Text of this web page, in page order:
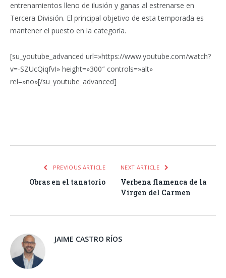
entrenamientos lleno de ilusión y ganas al estrenarse en
Tercera División. El principal objetivo de esta temporada es
mantener el puesto en la categoría.
[su_youtube_advanced url=»https://www.youtube.com/watch?
v=-SZUcQiqfvI» height=»300″ controls=»alt»
rel=»no»[/su_youtube_advanced]
PREVIOUS ARTICLE
Obras en el tanatorio
NEXT ARTICLE
Verbena flamenca de la
Virgen del Carmen
JAIME CASTRO RÍOS